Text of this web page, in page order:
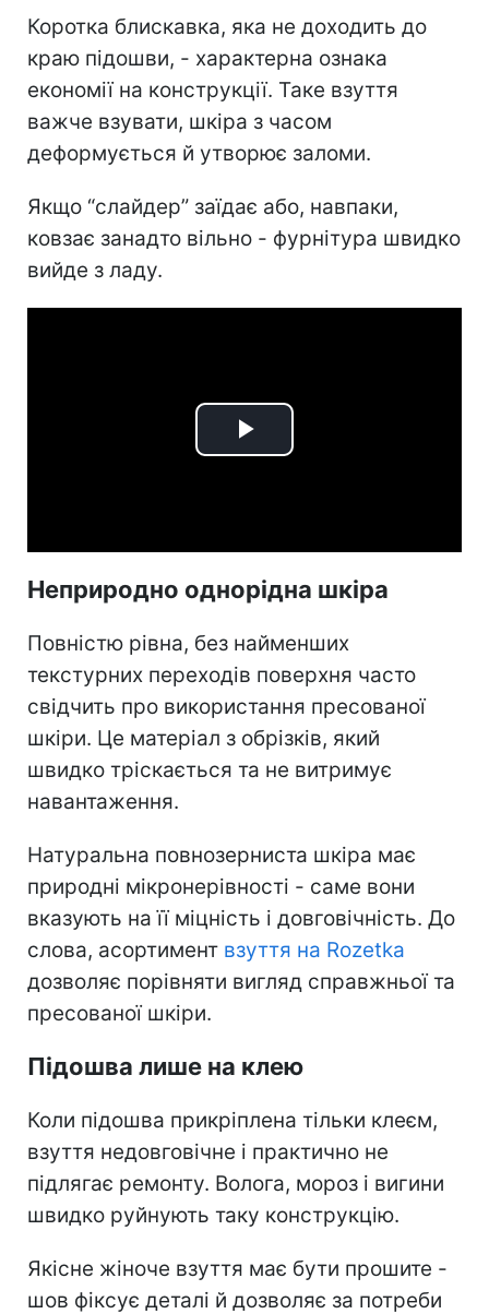
Коротка блискавка, яка не доходить до
краю підошви, - характерна ознака
економії на конструкції. Таке взуття
важче взувати, шкіра з часом
деформується й утворює заломи.
Якщо “слайдер” заїдає або, навпаки,
ковзає занадто вільно - фурнітура швидко
вийде з ладу.
Play
Неприродно однорідна шкіра
Повністю рівна, без найменших
текстурних переходів поверхня часто
свідчить про використання пресованої
шкіри. Це матеріал з обрізків, який
швидко тріскається та не витримує
навантаження.
Натуральна повнозерниста шкіра має
природні мікронерівності - саме вони
вказують на її міцність і довговічність. До
слова, асортимент взуття на Rozetka
дозволяє порівняти вигляд справжньої та
пресованої шкіри.
Підошва лише на клею
Коли підошва прикріплена тільки клеєм,
взуття недовговічне і практично не
підлягає ремонту. Волога, мороз і вигини
швидко руйнують таку конструкцію.
Якісне жіноче взуття має бути прошите -
шов фіксує деталі й дозволяє за потреби